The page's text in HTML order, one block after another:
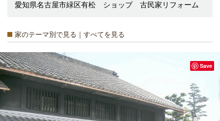
愛知県名古屋市緑区有松 ショップ 古民家リフォーム
家のテーマ別で見る｜すべてを見る
Save